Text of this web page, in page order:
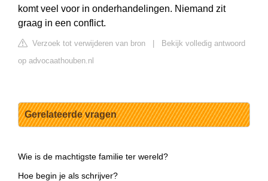
komt veel voor in onderhandelingen. Niemand zit
graag in een conflict.
Verzoek tot verwijderen van bron | Bekijk volledig antwoord
op advocaathouben.nl
Gerelateerde vragen
Wie is de machtigste familie ter wereld?
Hoe begin je als schrijver?